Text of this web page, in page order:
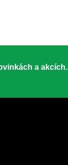
a akcích.